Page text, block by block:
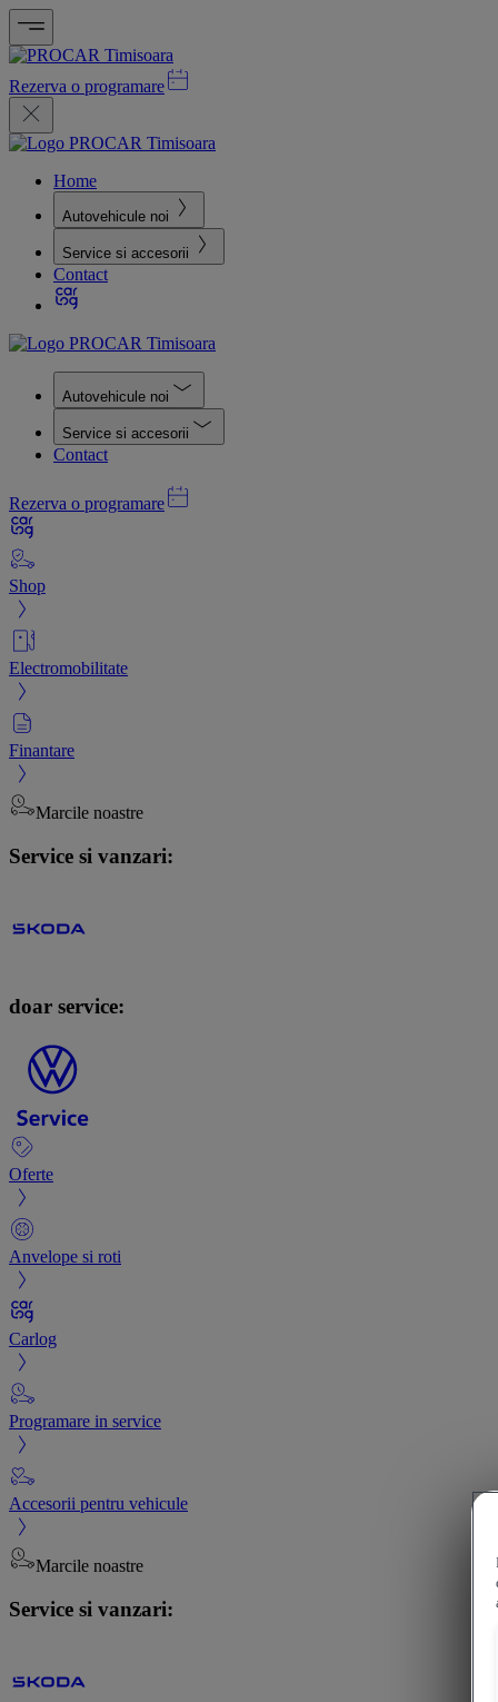
Rezerva o programare
Home
Autovehicule noi
Service si accesorii
Contact
Autovehicule noi
Service si accesorii
Contact
Rezerva o programare
Shop
Electromobilitate
Finantare
Marcile noastre
Service si vanzari:
doar service:
Oferte
Anvelope si roti
Carlog
Programare in service
Accesorii pentru vehicule
Marcile noastre
Service si vanzari: